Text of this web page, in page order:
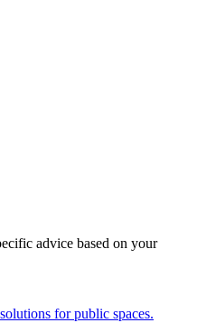
for public spaces.
advice based on your